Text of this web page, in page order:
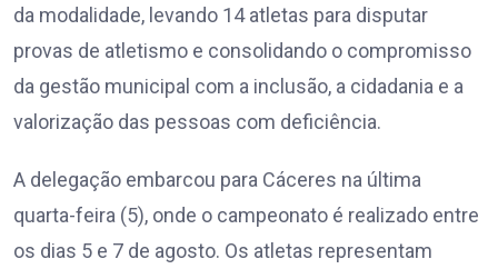
da modalidade, levando 14 atletas para disputar
provas de atletismo e consolidando o compromisso
da gestão municipal com a inclusão, a cidadania e a
valorização das pessoas com deficiência.
A delegação embarcou para Cáceres na última
quarta-feira (5), onde o campeonato é realizado entre
os dias 5 e 7 de agosto. Os atletas representam